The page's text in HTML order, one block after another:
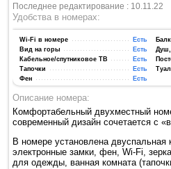
Последнее редактирование : 10.11.22
Удобства в номерах:
Wi-Fi в номере Есть
Вид на горы
Есть Душ,
Кабельное/спутниковое ТВ
Есть
Тапочки
Есть
Фен
Есть
Описание номера:
Комфортабельный двухместный
современный дизайн сочетается с
В номере установлена двуспальная
электронные замки, фен, Wi-Fi,
для одежды, ванная комната